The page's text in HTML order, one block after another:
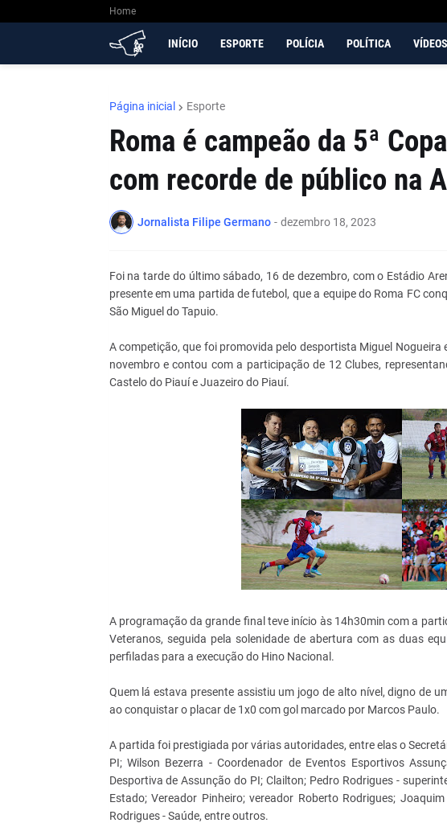
Home
INÍCIO ESPORTE POLÍCIA POLÍTICA VÍDEOS
Página inicial Esporte
Roma é campeão da 5ª
com recorde de público na
Jornalista Filipe Germano - dezembro 18, 2023
Foi na tarde do último sábado, 16 de dezembro, com o Estádio
presente em uma partida de futebol, que a equipe do Roma FC
São Miguel do Tapuio.
A competição, que foi promovida pelo desportista Miguel Nogueira
novembro e contou com a participação de 12 Clubes,
Castelo do Piauí e Juazeiro do Piauí.
A programação da grande final teve início às 14h30min com a
Veteranos, seguida pela solenidade de abertura com as duas
perfiladas para a execução do Hino Nacional.
Quem lá estava presente assistiu um jogo de alto nível, digno de
ao conquistar o placar de 1x0 com gol marcado por Marcos Paulo.
A partida foi prestigiada por várias autoridades, entre elas o
PI; Wilson Bezerra - Coordenador de Eventos Esportivos
Desportiva de Assunção do PI; Clailton; Pedro Rodrigues -
Estado; Vereador Pinheiro; vereador Roberto Rodrigues;
Rodrigues - Saúde, entre outros.